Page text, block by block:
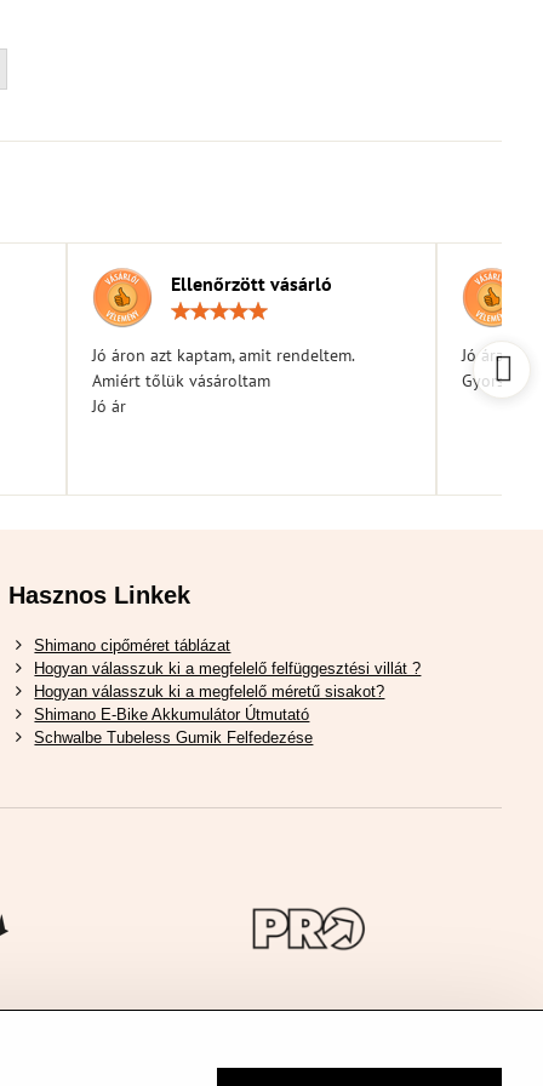
Ellenőrzött vásárló
/
5
Jó áron azt kaptam, amit rendeltem.
Amiért tőlük vásároltam
Jó ár
Jó árak
Gyors
Hasznos Linkek
Shimano cipőméret táblázat
Hogyan válasszuk ki a megfelelő felfüggesztési villát ?
Hogyan válasszuk ki a megfelelő méretű sisakot?
Shimano E-Bike Akkumulátor Útmutató
Schwalbe Tubeless Gumik Felfedezése